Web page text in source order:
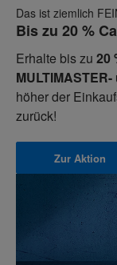
Das ist ziemlich
Bis zu 20 %
Erhalte bis zu 20
höher der
zurück!
Zur Aktion